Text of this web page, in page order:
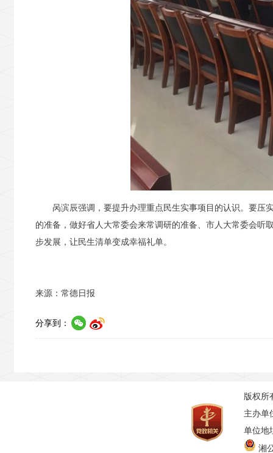
呙滨辰强调，要提升办理重点民生实事项目的认识。要压
的准备，做好省人大常委会来常调研的准备、市人大常委会
步发展，让民生清单变成幸福礼单。
来源：常德日报
分享到：
版权所
主办单
单位地
湘